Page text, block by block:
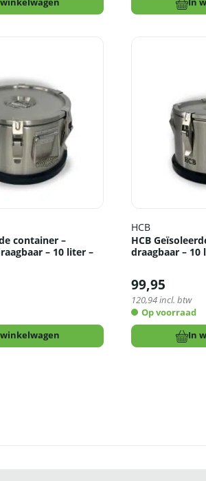
In
container –
– 10 liter –
HCB
HCB
draagbaar – 10
99,95
120,94incl. btw
Op voorraad
In